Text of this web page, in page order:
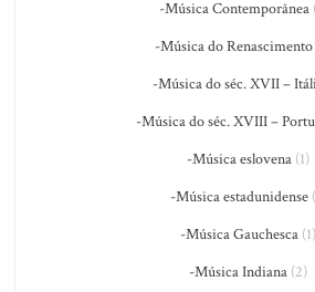
-Música Contemporânea
-Música do Renascimento
-Música do séc. XVII –
-Música do séc. XVIII –
-Música eslovena(1)
-Música estadunidense
-Música Gauchesca(1)
-Música Indiana(2)